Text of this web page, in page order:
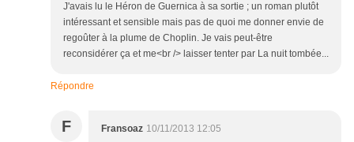
J'avais lu le Héron de Guernica à sa sortie ; un roman plutôt
intéressant et sensible mais pas de quoi me donner envie de
regoûter à la plume de Choplin. Je vais peut-être
reconsidérer ça et me<br /> laisser tenter par La nuit tombée...
Répondre
F Fransoaz 10/11/2013 12:05